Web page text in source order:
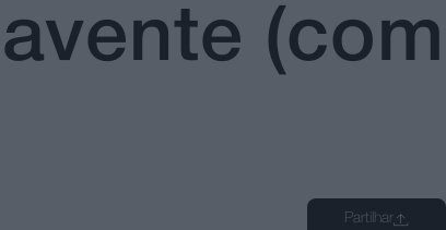
(com
Partilhar